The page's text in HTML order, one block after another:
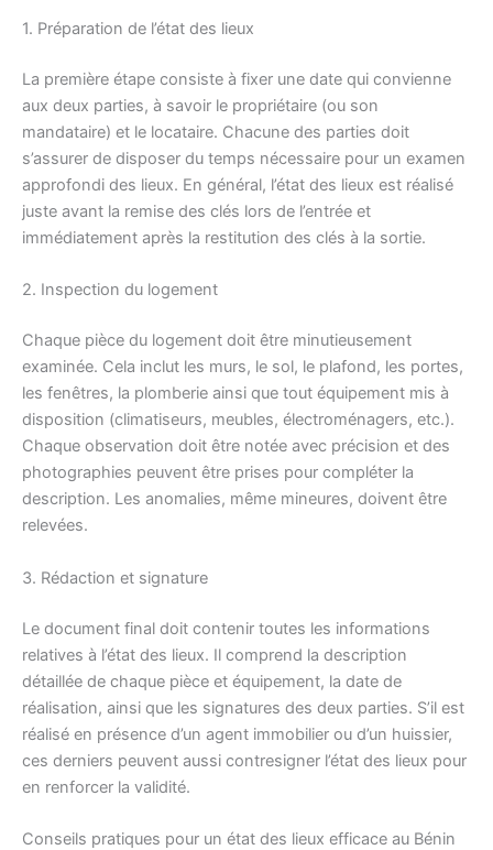
1. Préparation de l’état des lieux
La première étape consiste à fixer une date qui convienne
aux deux parties, à savoir le propriétaire (ou son
mandataire) et le locataire. Chacune des parties doit
s’assurer de disposer du temps nécessaire pour un examen
approfondi des lieux. En général, l’état des lieux est réalisé
juste avant la remise des clés lors de l’entrée et
immédiatement après la restitution des clés à la sortie.
2. Inspection du logement
Chaque pièce du logement doit être minutieusement
examinée. Cela inclut les murs, le sol, le plafond, les portes,
les fenêtres, la plomberie ainsi que tout équipement mis à
disposition (climatiseurs, meubles, électroménagers, etc.).
Chaque observation doit être notée avec précision et des
photographies peuvent être prises pour compléter la
description. Les anomalies, même mineures, doivent être
relevées.
3. Rédaction et signature
Le document final doit contenir toutes les informations
relatives à l’état des lieux. Il comprend la description
détaillée de chaque pièce et équipement, la date de
réalisation, ainsi que les signatures des deux parties. S’il est
réalisé en présence d’un agent immobilier ou d’un huissier,
ces derniers peuvent aussi contresigner l’état des lieux pour
en renforcer la validité.
Conseils pratiques pour un état des lieux efficace au Bénin